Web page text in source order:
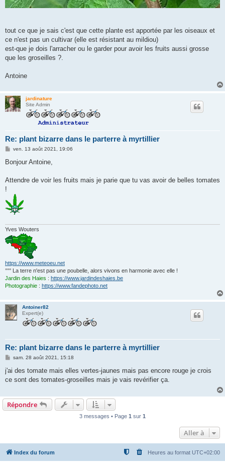
tout ce que je sais c'est que cette plante est apportée par les oiseaux et
ce n'est pas un cultivar (elle est résistant au mildiou)
est-que je dois l'arracher ou le garder pour avoir les fruits aussi grosse
que les groseilles ?.
Antoine
jardinature
Site Admin
Re: plant bizarre dans le parterre à myrtillier
M
s
g
ven. 13 août 2021, 19:06
Bonjour Antoine,
Attendre de voir les fruits mais je parie que tu vas avoir de belles tomates
!
Yves Wouters
https://www.meteoeu.net
°°° La terre n'est pas une poubelle, alors vivons en harmonie avec elle !
Jardin des Haies : https://www.jardindeshaies.be
Photographie : https://www.fandephoto.net
Antoiner82
Expert(e)
Re: plant bizarre dans le parterre à myrtillier
M
s
a
sam. 28 août 2021, 15:18
j'ai des tomate mais elles vertes-jaunes mais pas encore rouge je crois
ce sont des tomates-groseilles mais je vais revérifier ça.
Répondre
3 messages • Page 1 sur 1
Aller à
Index du forum Heures au format UTC+02:00